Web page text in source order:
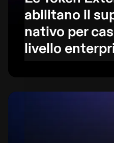
abilitano il
nativo per
livello